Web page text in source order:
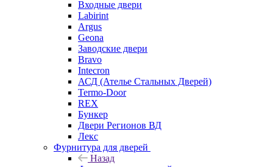
Входные двери
Labirint
Argus
Geona
Заводские двери
Bravo
Intecron
АСД (Ателье Стальных Дверей)
Termo-Door
REX
Бункер
Двери Регионов ВД
Лекс
Фурнитура для дверей
Назад